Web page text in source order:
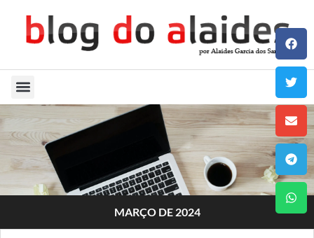
MARÇO DE 2024